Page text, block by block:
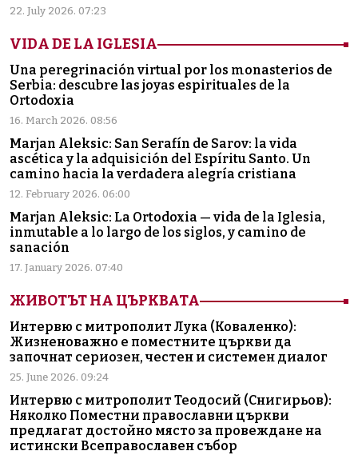
22. July 2026. 07:23
VIDA DE LA IGLESIA
Una peregrinación virtual por los monasterios de
Serbia: descubre las joyas espirituales de la
Ortodoxia
16. March 2026. 08:56
Marjan Aleksic: San Serafín de Sarov: la vida
ascética y la adquisición del Espíritu Santo. Un
camino hacia la verdadera alegría cristiana
12. February 2026. 06:00
Marjan Aleksic: La Ortodoxia — vida de la Iglesia,
inmutable a lo largo de los siglos, y camino de
sanación
17. January 2026. 07:40
ЖИВОТЪТ НА ЦЪРКВАТА
Интервю с митрополит Лука (Коваленко):
Жизненоважно е поместните църкви да
започнат сериозен, честен и системен диалог
25. June 2026. 09:24
Интервю с митрополит Теодосий (Снигирьов):
Няколко Поместни православни църкви
предлагат достойно място за провеждане на
истински Всеправославен събор